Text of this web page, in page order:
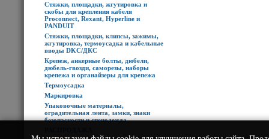
Стяжки, площадки, жгутировка и
скобы для крепления кабеля
Proconnect, Rexant, Hyperline и
PANDUIT
Стяжки, площадки, клипсы, зажимы,
жгутировка, термоусадка и кабельные
вводы DKC/ДКС
Крепеж, анкерные болты, дюбели,
дюбель-гвозди, саморезы, наборы
крепежа и органайзеры для крепежа
Термоусадка
Маркировка
Упаковочные материалы,
оградительная лента, замки, знаки
безопасности и спецодежда